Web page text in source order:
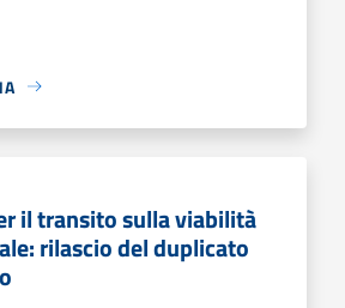
il transito sulla viabilità
rilascio del duplicato